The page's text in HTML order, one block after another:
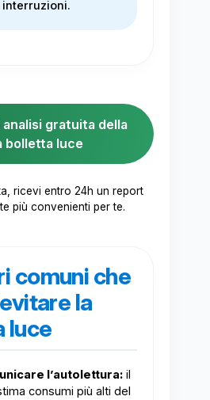
interruzioni.
gratuita della
bolletta luce
ricevi entro 24h un report
più convenienti per te.
comuni che
la
luce
l’autolettura:il
consumi più alti del